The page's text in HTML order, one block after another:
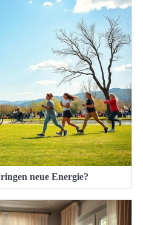
neue Energie?